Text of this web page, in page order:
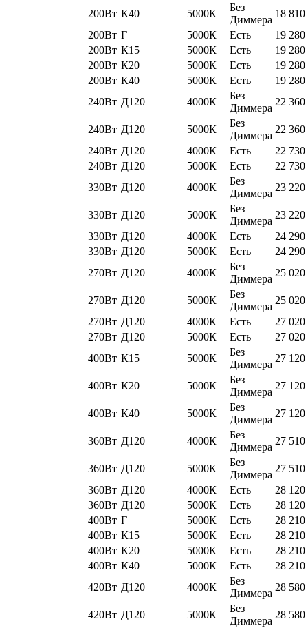
200Вт К40 5000К
Без
Диммера
18 810
200Вт Г 5000К Есть
19 280
200Вт К15 5000К Есть
19 280
200Вт К20 5000К Есть
19 280
200Вт К40 5000К Есть
19 280
240Вт Д120 4000К
Без
Диммера
22 360
240Вт Д120 5000К
Без
Диммера
22 360
240Вт Д120 4000К Есть
22 730
240Вт Д120 5000К Есть
22 730
330Вт Д120 4000К
Без
Диммера
23 220
330Вт Д120 5000К
Без
Диммера
23 220
330Вт Д120 4000К Есть
24 290
330Вт Д120 5000К Есть
24 290
270Вт Д120 4000К
Без
Диммера
25 020
270Вт Д120 5000К
Без
Диммера
25 020
270Вт Д120 4000К Есть
27 020
270Вт Д120 5000К Есть
27 020
400Вт К15 5000К
Без
Диммера
27 120
400Вт К20 5000К
Без
Диммера
27 120
400Вт К40 5000К
Без
Диммера
27 120
360Вт Д120 4000К
Без
Диммера
27 510
360Вт Д120 5000К
Без
Диммера
27 510
360Вт Д120 4000К Есть
28 120
360Вт Д120 5000К Есть
28 120
400Вт Г 5000К Есть
28 210
400Вт К15 5000К Есть
28 210
400Вт К20 5000К Есть
28 210
400Вт К40 5000К Есть
28 210
420Вт Д120 4000К
Без
Диммера
28 580
420Вт Д120 5000К
Без
Диммера
28 580